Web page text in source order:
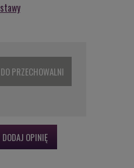
PRZECHOWALNI
DODAJ OPINIĘ